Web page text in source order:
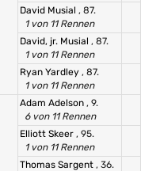
David Musial , 87.
1 von 11 Rennen
David, jr. Musial , 87.
1 von 11 Rennen
Ryan Yardley , 87.
1 von 11 Rennen
Adam Adelson , 9.
6 von 11 Rennen
Elliott Skeer , 95.
1 von 11 Rennen
Thomas Sargent , 36.